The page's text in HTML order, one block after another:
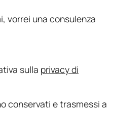
vorrei una consulenza
sulla privacy di
conservati e trasmessi a